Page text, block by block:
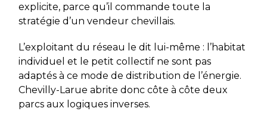
explicite, parce qu’il commande toute la
stratégie d’un vendeur chevillais.
L’exploitant du réseau le dit lui-même : l’habitat
individuel et le petit collectif ne sont pas
adaptés à ce mode de distribution de l’énergie.
Chevilly-Larue abrite donc côte à côte deux
parcs aux logiques inverses.